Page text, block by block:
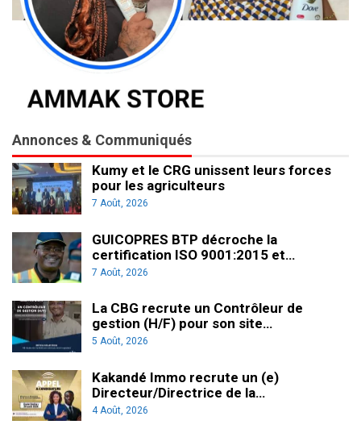
Annonces & Communiqués
Kumy et le CRG unissent leurs forces
pour les agriculteurs
7 Août, 2026
GUICOPRES BTP décroche la
certification ISO 9001:2015 et…
7 Août, 2026
La CBG recrute un Contrôleur de
gestion (H/F) pour son site…
5 Août, 2026
Kakandé Immo recrute un (e)
Directeur/Directrice de la…
4 Août, 2026